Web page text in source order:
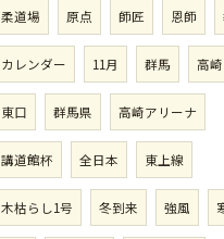
柔道場 原点 師匠 恩師
カレンダー 11月 群馬 高崎
東口 群馬県 高崎アリーナ
講道館杯 全日本 東上線
木枯らし1号 冬到来 強風